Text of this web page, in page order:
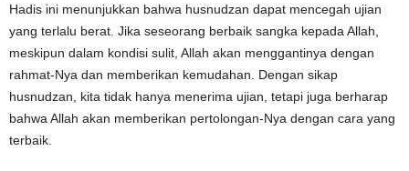
Hadis ini menunjukkan bahwa husnudzan dapat mencegah ujian
yang terlalu berat. Jika seseorang berbaik sangka kepada Allah,
meskipun dalam kondisi sulit, Allah akan menggantinya dengan
rahmat-Nya dan memberikan kemudahan. Dengan sikap
husnudzan, kita tidak hanya menerima ujian, tetapi juga berharap
bahwa Allah akan memberikan pertolongan-Nya dengan cara yang
terbaik.